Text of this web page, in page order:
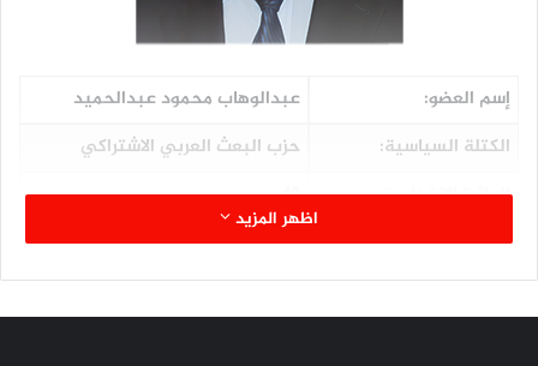
إسم العضو:
عبدالوهاب محمود عبدالحميد
الكتلة السياسية:
حزب البعث العربي الاشتراكي
الدائرة الإنتخابية:
49
المحافظة:
تعز
اللجنة المشارك فيها:
الشؤون المالية
اظهر المزيد